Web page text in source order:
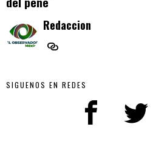
Redaccion
SIGUENOS EN REDES